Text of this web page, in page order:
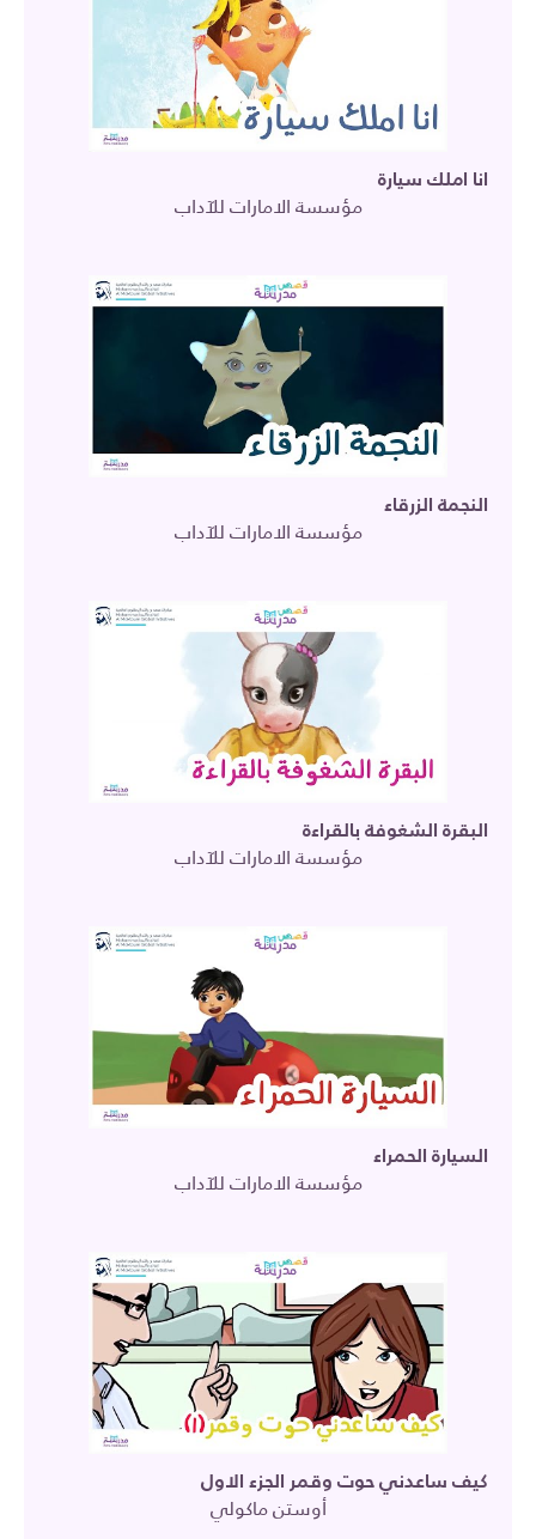
انا املك سيارة
مؤسسة الامارات للآداب
النجمة الزرقاء
مؤسسة الامارات للآداب
البقرة الشغوفة بالقراءة
مؤسسة الامارات للآداب
السيارة الحمراء
مؤسسة الامارات للآداب
كيف ساعدني حوت وقمر الجزء الاول
أوستن ماكولي